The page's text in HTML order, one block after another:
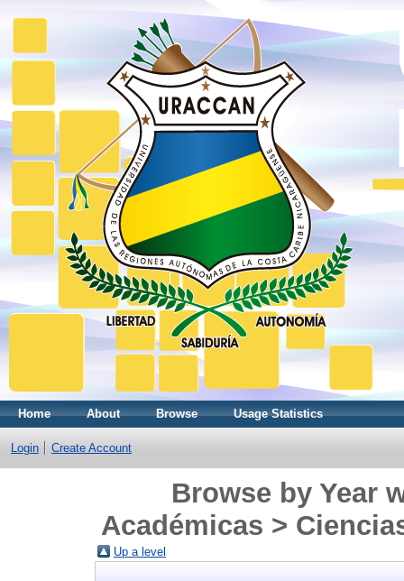
Home About Browse Usage Statistics
Login Create Account
Browse by Year
Académicas >
Up a level